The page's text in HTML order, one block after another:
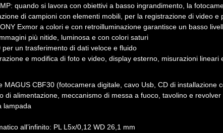
quando si lavora con obiettivi a basso ingrandimento, la
di campioni con elementi mobili, per la registrazione di video
Exmor a colori e con retroilluminazione garantisce un basso
più nitide, luminosa e con colori saturi
per un trasferimento di dati veloce e fluido
e modifica di foto e video, display esterno, misurazioni lineari
MAGUS CBF30 (fotocamera digitale, cavo Usb, CD di
di alimentazione, meccanismo di messa a fuoco, tavolino e
lampada
all’infinito: PL L5x/0,12 WD 26,1 mm